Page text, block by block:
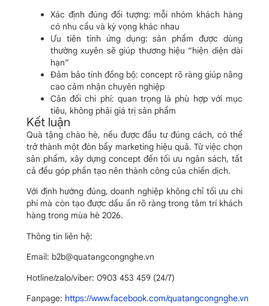
Xác định đúng đối tượng: mỗi nhóm khách hàng
có nhu cầu và kỳ vọng khác nhau
Ưu tiên tính ứng dụng: sản phẩm được dùng
thường xuyên sẽ giúp thương hiệu “hiện diện dài
hạn”
Đảm bảo tính đồng bộ: concept rõ ràng giúp nâng
cao cảm nhận chuyên nghiệp
Cân đối chi phí: quan trọng là phù hợp với mục
tiêu, không phải giá trị sản phẩm
Kết luận
Quà tặng chào hè, nếu được đầu tư đúng cách, có thể
trở thành một đòn bẩy marketing hiệu quả. Từ việc chọn
sản phẩm, xây dựng concept đến tối ưu ngân sách, tất
cả đều góp phần tạo nên thành công của chiến dịch.
Với định hướng đúng, doanh nghiệp không chỉ tối ưu chi
phí mà còn tạo được dấu ấn rõ ràng trong tâm trí khách
hàng trong mùa hè 2026.
Thông tin liên hệ:
Email: b2b@quatangcongnghe.vn
Hotline/zalo/viber: 0903 453 459 (24/7)
Fanpage: https://www.facebook.com/quatangcongnghe.vn